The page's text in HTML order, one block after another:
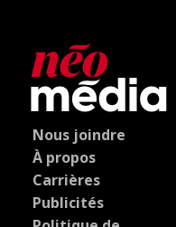
Nous joindre
À propos
Carrières
Publicités